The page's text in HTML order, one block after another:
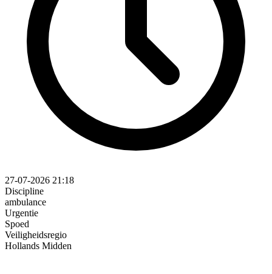
27-07-2026 21:18
Discipline
ambulance
Urgentie
Spoed
Veiligheidsregio
Hollands Midden